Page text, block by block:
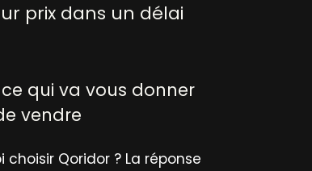
prix dans un délai
qui va vous donner
vendre
choisir Qoridor ? La réponse